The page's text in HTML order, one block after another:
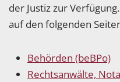
der Justiz zur
auf den folgenden
Behörden (beBPo)
Rechtsanwälte,